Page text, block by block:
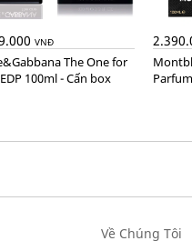
VNĐ
100ml - Cấn box
Montblanc Explorer Extreme
Về Chúng Tôi